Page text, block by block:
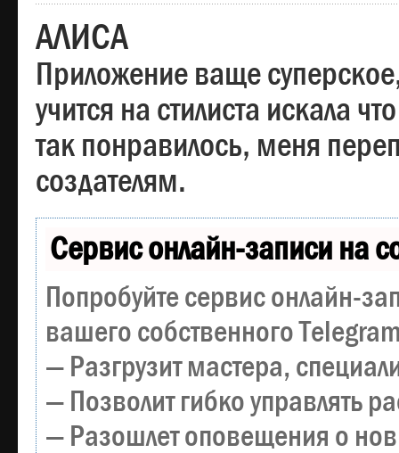
АЛИСА
Приложение ваще
учится на стилиста искала
так понравилось, меня
создателям.
Сервис онлайн-записи на
Попробуйте сервис онлайн-
вашего собственного
— Разгрузит мастера,
— Позволит гибко управлять
— Разошлет оповещения о